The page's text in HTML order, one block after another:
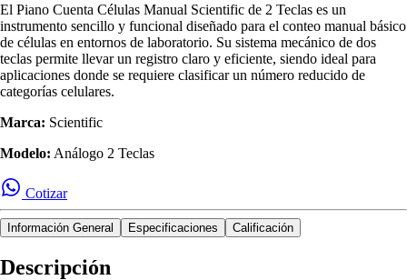
El Piano Cuenta Células Manual Scientific de 2 Teclas es un
instrumento sencillo y funcional diseñado para el conteo manual básico
de células en entornos de laboratorio. Su sistema mecánico de dos
teclas permite llevar un registro claro y eficiente, siendo ideal para
aplicaciones donde se requiere clasificar un número reducido de
categorías celulares.
Marca: Scientific
Modelo: Análogo 2 Teclas
Cotizar
Información General Especificaciones Calificación
Descripción